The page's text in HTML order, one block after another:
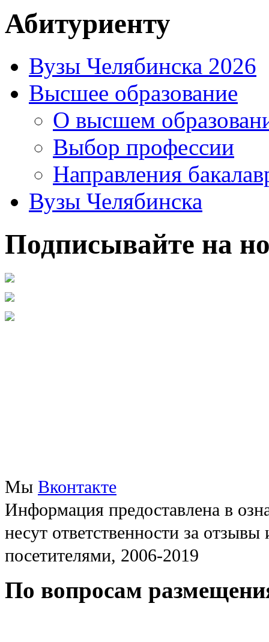
Абитуриенту
Вузы Челябинска 2026
Высшее образование
О высшем
Выбор профессии
Направления
Вузы Челябинска
Подписывайте на
Мы Вконтакте
Информация предоставлена в
несут ответственности за
посетителями, 2006-2019
По вопросам